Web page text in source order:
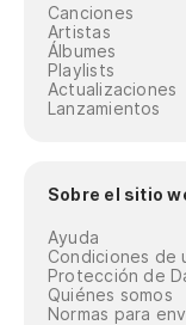
Canciones
Artistas
Álbumes
Playlists
Actualizaciones
Lanzamientos
Sobre el sitio
Ayuda
Condiciones de
Protección de
Quiénes somos
Normas para